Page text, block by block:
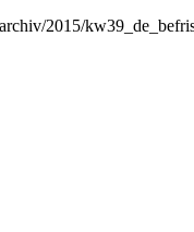
2015/